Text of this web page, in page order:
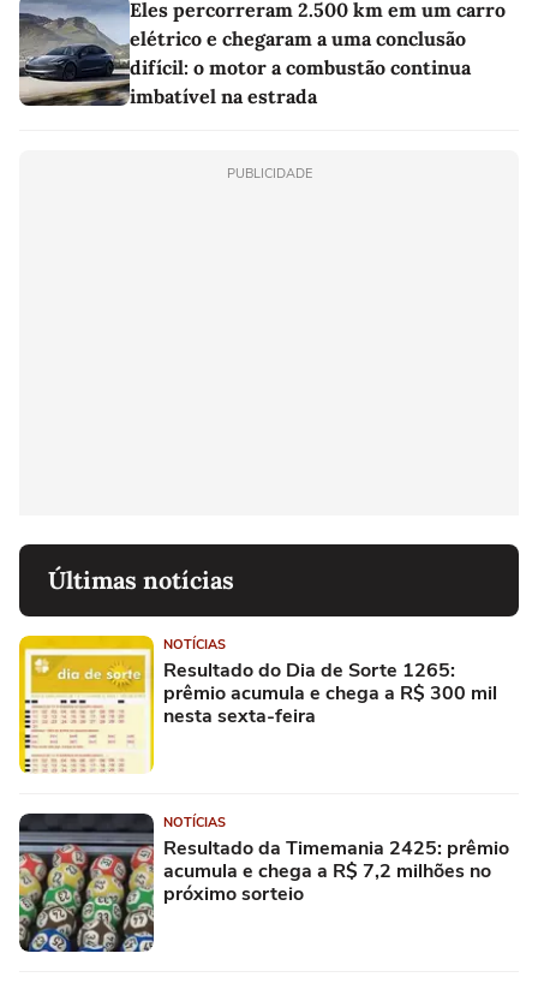
Eles percorreram 2.500 km em um carro
elétrico e chegaram a uma conclusão
difícil: o motor a combustão continua
imbatível na estrada
PUBLICIDADE
Últimas notícias
NOTÍCIAS
Resultado do Dia de Sorte 1265:
prêmio acumula e chega a R$ 300 mil
nesta sexta-feira
NOTÍCIAS
Resultado da Timemania 2425: prêmio
acumula e chega a R$ 7,2 milhões no
próximo sorteio